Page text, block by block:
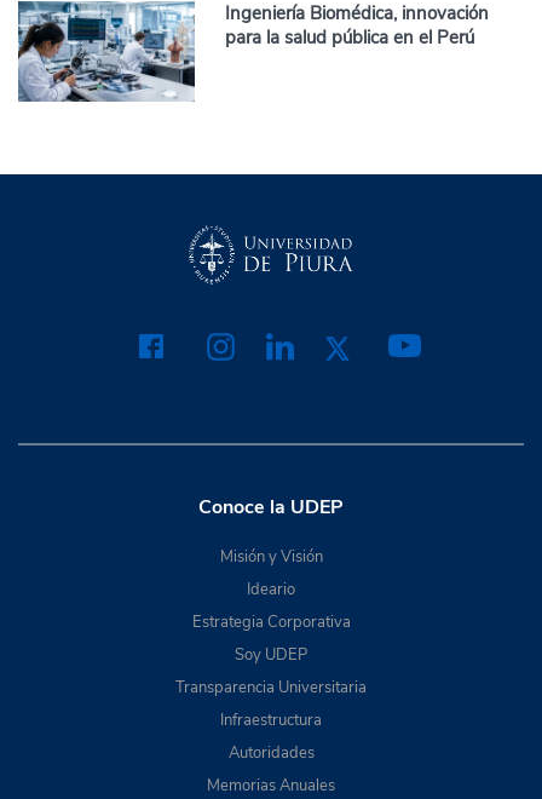
Ingeniería Biomédica, innovación
para la salud pública en el Perú
Conoce la UDEP
Misión y Visión
Ideario
Estrategia Corporativa
Soy UDEP
Transparencia Universitaria
Infraestructura
Autoridades
Memorias Anuales